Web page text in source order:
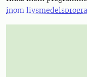
inom